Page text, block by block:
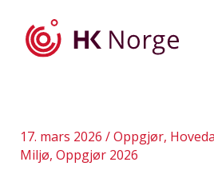
17. mars 2026 /Oppgjør,
Miljø, Oppgjør 2026